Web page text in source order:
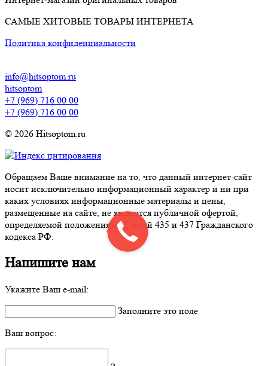
САМЫЕ ХИТОВЫЕ ТОВАРЫ ИНТЕРНЕТА
Политика конфиденциальности
info@hitsoptom.ru
hitsoptom
+7 (969) 716 00 00
+7 (969) 716 00 00
© 2026 Hitsoptom.ru
Обращаем Ваше внимание на то, что данный интернет-сайт
носит исключительно информационный характер и ни при
каких условиях информационные материалы и цены,
размещенные на сайте, не являются публичной офертой,
определяемой положениями Статей 435 и 437 Гражданского
кодекса РФ.
Напишите нам
Укажите Ваш e-mail:
Заполните это поле
Ваш вопрос: